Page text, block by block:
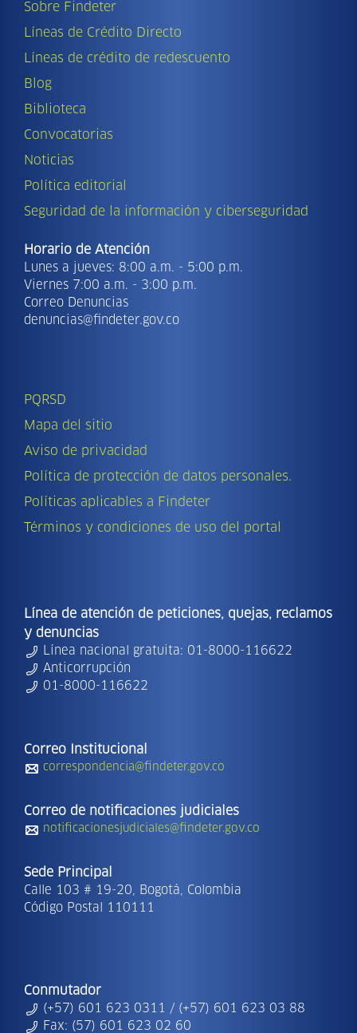
Sobre Findeter
Líneas de Crédito Directo
Líneas de crédito de redescuento
Blog
Biblioteca
Convocatorias
Noticias
Política editorial
Seguridad de la información y ciberseguridad
Horario de Atención
Lunes a jueves: 8:00 a.m. - 5:00 p.m.
Viernes 7:00 a.m. - 3:00 p.m.
Correo Denuncias
denuncias@findeter.gov.co
PQRSD
Mapa del sitio
Aviso de privacidad
Política de protección de datos personales.
Políticas aplicables a Findeter
Términos y condiciones de uso del portal
Línea de atención de peticiones, quejas, reclamos
y denuncias
Línea nacional gratuita: 01-8000-116622
Anticorrupción
01-8000-116622
Correo Institucional
correspondencia@findeter.gov.co
Correo de notificaciones judiciales
notificacionesjudiciales@findeter.gov.co
Sede Principal
Calle 103 # 19-20, Bogotá, Colombia
Código Postal 110111
Conmutador
(+57) 601 623 0311 / (+57) 601 623 03 88
Fax: (57) 601 623 02 60